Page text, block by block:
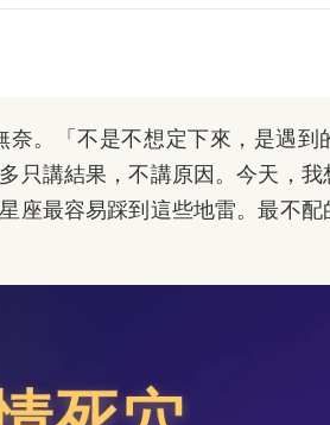
。「不是不想定下來，是遇到
只講結果，不講原因。今天，我
座最容易踩到這些地雷。最不配